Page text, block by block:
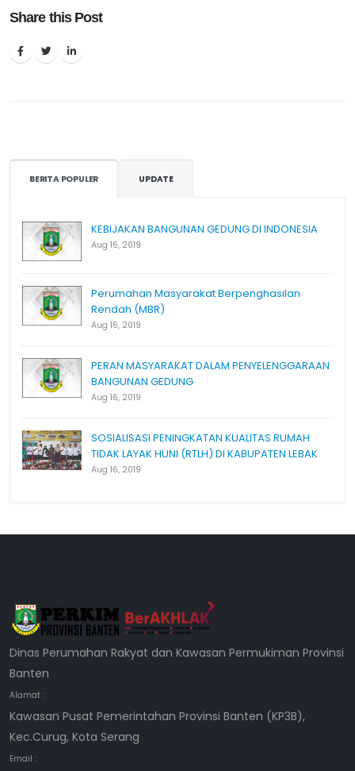
Share this Post
BERITA POPULER UPDATE
KEBIJAKAN BANGUNAN GEDUNG DI INDONESIA
Aug 16, 2019
Perumahan Masyarakat Berpenghasilan
Rendah (MBR)
Aug 16, 2019
PERAN MASYARAKAT DALAM PENYELENGGARAAN
BANGUNAN GEDUNG
Aug 16, 2019
SOSIALISASI PENINGKATAN KUALITAS RUMAH
TIDAK LAYAK HUNI (RTLH) DI KABUPATEN LEBAK
Aug 16, 2019
Dinas Perumahan Rakyat dan Kawasan Permukiman Provinsi
Banten
Alamat :
Kawasan Pusat Pemerintahan Provinsi Banten (KP3B),
Kec.Curug, Kota Serang
Email :